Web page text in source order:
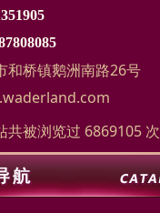
和桥镇鹅洲南路26号
共被浏览过 6869105 次